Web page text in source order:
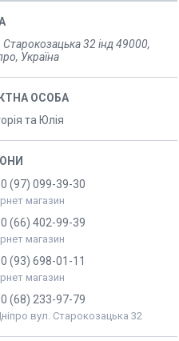
Старокозацька 32 інд 49000,
Україна
та Юлія
(97) 099-39-30
магазин
(66) 402-99-39
магазин
(93) 698-01-11
магазин
(68) 233-97-79
вул. Старокозацька 32